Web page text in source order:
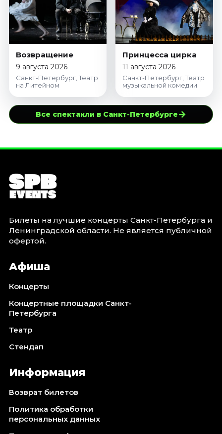
Возвращение
9 августа 2026
Санкт-Петербург, Театр
на Литейном
Принцесса цирка
11 августа 2026
Санкт-Петербург, Театр
музыкальной комедии
Все спектакли в Санкт-Петербурге→
Билеты на лучшие концерты Санкт-Петербурга и
Ленинградской области. Не является публичной
офертой.
Афиша
Концерты
Концертные площадки Санкт-
Петербурга
Театр
Стендап
Информация
Возврат билетов
Политика обработки
персональных данных